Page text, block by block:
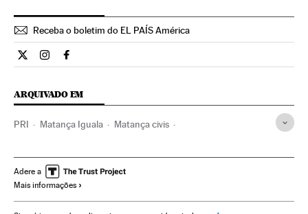
Receba o boletim do EL PAÍS América
Internacional El País Brasil en Twitter
Internacional El País Brasil en Instagram
Internacional El País Brasil en Facebook
ARQUIVADO EM
PRI Matança Iguala Matança civis
Ônus policiais Movimento estudantil
Pessoas desaparecidas
Adere a
Mais informações